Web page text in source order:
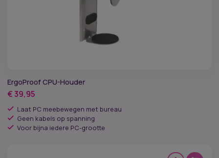
ErgoProof CPU-Houder
€39,95
Laat PC meebewegen met bureau
Geen kabels op spanning
Voor bijna iedere PC-grootte